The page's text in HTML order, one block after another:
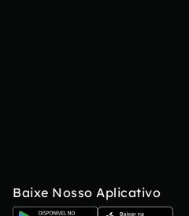
Baixe Nosso Aplicativo